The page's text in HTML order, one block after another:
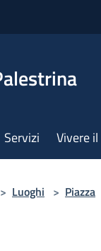
Servizi Vivere
> Luoghi > Piazza